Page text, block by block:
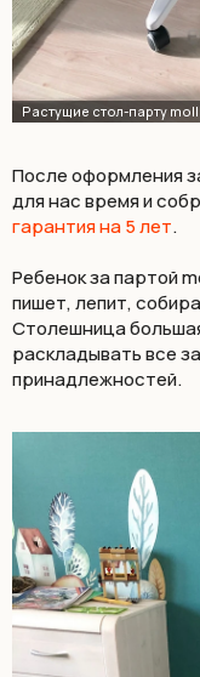
После оформления
для нас время и
гарантия на 5 лет.
Ребенок за партой
пишет, лепит,
Столешница
раскладывать все
принадлежностей.